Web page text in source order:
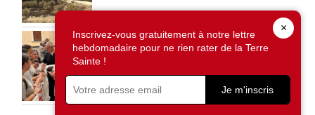
Léon XIV préoccupé par la situation
en Terre Sainte
×
Inscrivez-vous gratuitement à notre lettre
hebdomadaire pour ne rien rater de la Terre
Sainte !
Je m'inscris